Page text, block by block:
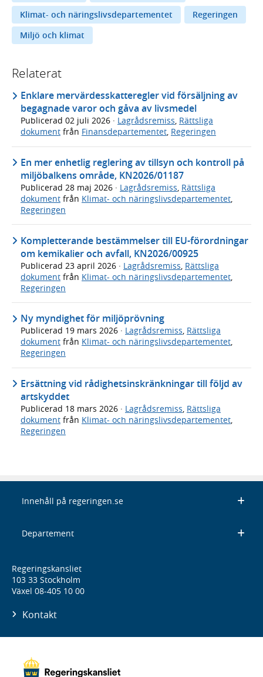
Klimat- och näringslivsdepartementet
Regeringen
Miljö och klimat
Relaterat
Enklare mervärdesskatteregler vid försäljning av
begagnade varor och gåva av livsmedel
Publicerad 02 juli 2026 · Lagrådsremiss, Rättsliga
dokument från Finansdepartementet, Regeringen
En mer enhetlig reglering av tillsyn och kontroll på
miljöbalkens område, KN2026/01187
Publicerad 28 maj 2026 · Lagrådsremiss, Rättsliga
dokument från Klimat- och näringslivsdepartementet,
Regeringen
Kompletterande bestämmelser till EU-förordningar
om kemikalier och avfall, KN2026/00925
Publicerad 23 april 2026 · Lagrådsremiss Rättsliga
dokument från Klimat- och näringslivsdepartementet
Regeringen
Ny myndighet för miljöprövning
Publicerad 19 mars 2026 · Lagrådsremiss, Rättsliga
dokument från Klimat- och näringslivsdepartementet,
Regeringen
Ersättning vid rådighetsinskränkningar till följd av
artskyddet
Publicerad 18 mars 2026 · Lagrådsremiss, Rättsliga
dokument från Klimat- och näringslivsdepartementet,
Regeringen
Innehåll på regeringen.se
Departement
Regeringskansliet
103 33 Stockholm
Växel 08-405 10 00
Kontakt